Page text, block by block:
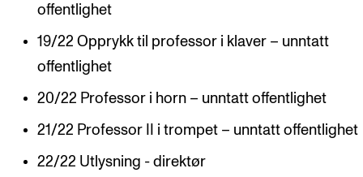
Alle hjelpesider
UNDERVISNING OG STUDENTSTØTTE
Eksamen og vitnemål
Timeplaner og undervisning
Utvikling av studieplaner og kurs
offentlighet
19/22 Opprykk til professor i klaver – unntatt
offentlighet
20/22 Professor i horn – unntatt offentlighet
21/22 Professor II i trompet – unntatt offentlighet
22/22 Utlysning - direktør